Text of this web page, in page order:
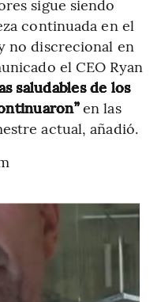
sigue siendo
continuada en el
no discrecional en
el CEO Ryan
saludables de los
en las
actual, añadió.